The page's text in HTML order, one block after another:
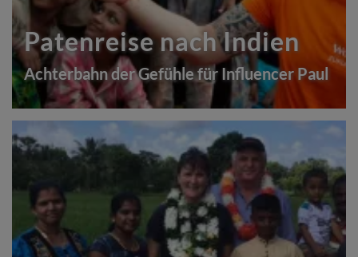
Patenreise nach Indien
Achterbahn der Gefühle für Influencer Paul